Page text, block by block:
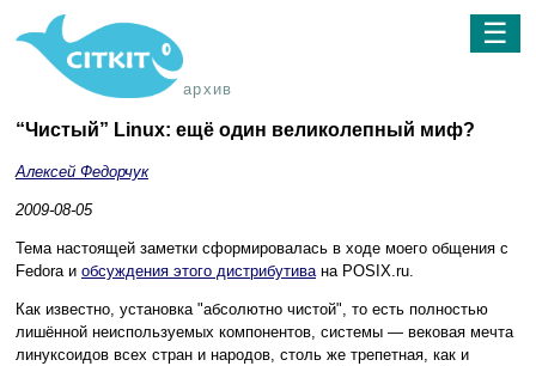
архив
☰
“Чистый” Linux: ещё один великолепный миф?
Алексей Федорчук
2009-08-05
Тема настоящей заметки сформировалась в ходе моего общения с
Fedora и обсуждения этого дистрибутивана POSIX.ru.
Как известно, установка "абсолютно чистой", то есть полностью
лишённой неиспользуемых компонентов, системы — вековая мечта
линуксоидов всех стран и народов, столь же трепетная, как и